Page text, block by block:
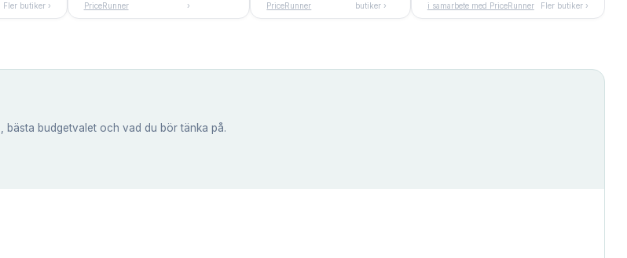
Fler butiker ›
PriceRunner
›
PriceRunner
butiker ›
i samarbete med PriceRunner Fler butiker ›
bästa budgetvalet och vad du bör tänka på.